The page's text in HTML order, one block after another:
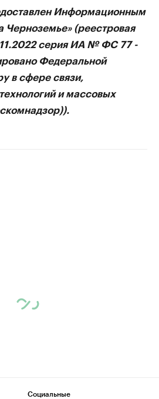
Информационным
Черноземье» (реестровая
серия ИА № ФС 77 -
Федеральной
в сфере связи,
и массовых
Социальные